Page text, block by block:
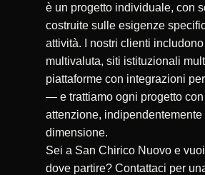
è un progetto individuale, con
costruite sulle esigenze
attività. I nostri clienti
multivaluta, siti istituzionali
piattaforme con integrazioni
— e trattiamo ogni progetto con
attenzione, indipendentemente
dimensione.
Sei a San Chirico Nuovo e
dove partire? Contattaci per